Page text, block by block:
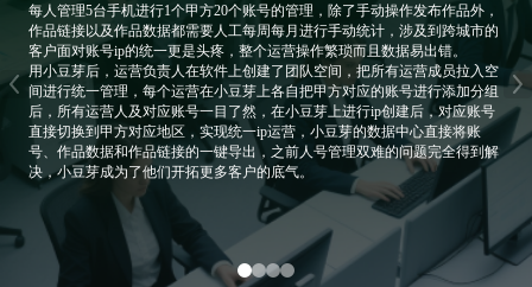
每人管理5台手机进行1个甲方20个账号的管理，除了手动操作发布作品外，
作品链接以及作品数据都需要人工每周每月进行手动统计，涉及到跨城市的
客户面对账号ip的统一更是头疼，整个运营操作繁琐而且数据易出错。
用小豆芽后，运营负责人在软件上创建了团队空间，把所有运营成员拉入空
间进行统一管理，每个运营在小豆芽上各自把甲方对应的账号进行添加分组
后，所有运营人及对应账号一目了然，在小豆芽上进行ip创建后，对应账号
直接切换到甲方对应地区，实现统一ip运营，小豆芽的数据中心直接将账
号、作品数据和作品链接的一键导出，之前人号管理双难的问题完全得到解
决，小豆芽成为了他们开拓更多客户的底气。